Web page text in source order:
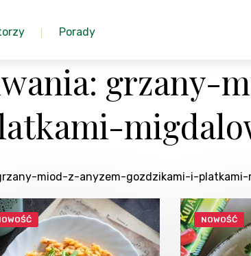
Porady
grzany-
miod-z-anyzem-gozdzikami-i-
NOWOŚĆ